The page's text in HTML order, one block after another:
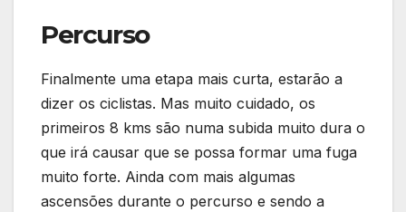
Percurso
Finalmente uma etapa mais curta, estarão a
dizer os ciclistas. Mas muito cuidado, os
primeiros 8 kms são numa subida muito dura o
que irá causar que se possa formar uma fuga
muito forte. Ainda com mais algumas
ascensões durante o percurso e sendo a